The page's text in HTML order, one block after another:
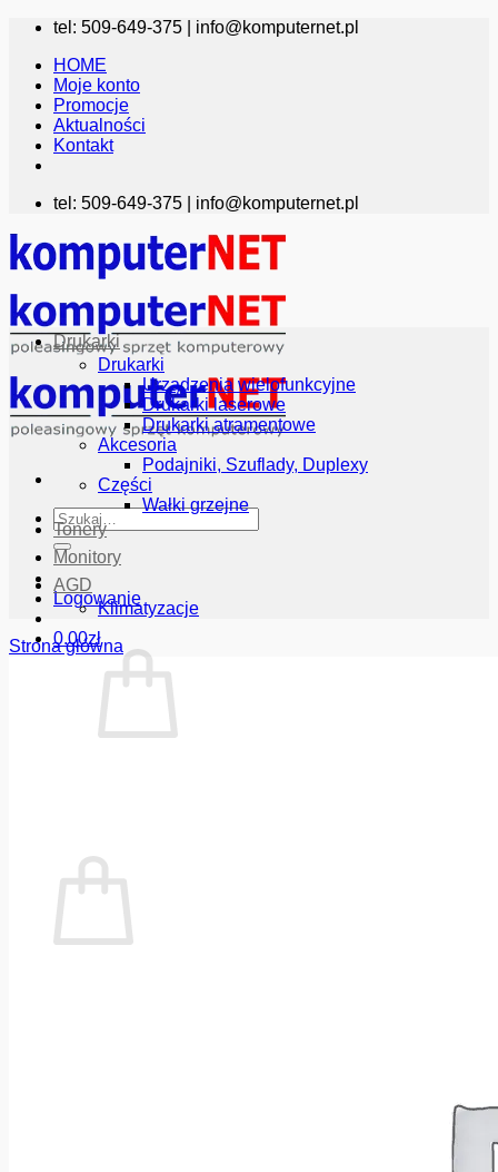
Przewiń
zawartości
tel: 509-649-375 | info@komputernet.pl
HOME
Moje konto
Promocje
Aktualności
Kontakt
tel: 509-649-375 | info@komputernet.pl
Szukaj:
Logowanie
0.00zł
Drukarki
Drukarki
Urządzenia wielofunkcyjne
Drukarki laserowe
Drukarki atramentowe
Akcesoria
Podajniki, Szuflady, Duplexy
Części
Wałki grzejne
Tonery
Monitory
AGD
Klimatyzacje
Strona główna